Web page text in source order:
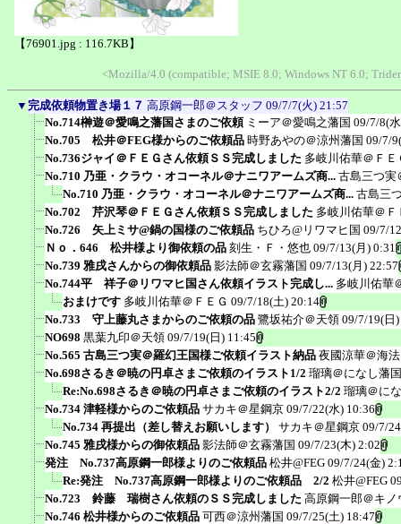
【76901.jpg : 116.7KB】
<Mozilla/4.0 (compatible; MSIE 8.0; Windows NT 6.0;
▼ 完成依頼物置き場１７ 高原鋼一郎＠スタッフ 09/7/7(火) 21:57
No.714榊遊＠愛鳴之藩国さまのご依頼 ミーア＠愛鳴之藩国 09/7/8(
No.705 松井＠FEG様からのご依頼品 時野あやの＠涼州藩国 09/7/
No.736ジャイ＠ＦＥＧさん依頼ＳＳ完成しました 多岐川佑華＠ＦＥ
No.710 乃亜・クラウ・オコーネル＠ナニワアームズ商... 古島三つ実
No.710 乃亜・クラウ・オコーネル＠ナニワアームズ商... 古島三
No.702 芹沢琴＠ＦＥＧさん依頼ＳＳ完成しました 多岐川佑華＠Ｆ
No.726 矢上ミサ@鍋の国様のご依頼品 ちひろ@リワマヒ国 09/7/
Ｎｏ．646 松井様より御依頼の品 刻生・Ｆ・悠也 09/7/13(月) 0:31
No.739 雅戌さんからの御依頼品 影法師＠玄霧藩国 09/7/13(月) 22:57
No.744平 祥子＠リワマヒ国さん依頼イラスト完成し... 多岐川佑華
おまけです 多岐川佑華＠ＦＥＧ 09/7/18(土) 20:14
No.733 守上藤丸さまからのご依頼の品 鷺坂祐介＠天領 09/7/19(日
NO698 黒葉九印＠天領 09/7/19(日) 11:45
No.565 古島三つ実＠羅幻王国様ご依頼イラスト納品 夜國涼華＠海
No.698さるき＠暁の円卓さまご依頼のイラスト1/2 瑠璃＠になし藩国
Re:No.698さるき＠暁の円卓さまご依頼のイラスト2/2 瑠璃＠に
No.734 津軽様からのご依頼品 サカキ＠星鋼京 09/7/22(水) 10:36
No.734 再提出（差し替えお願いします）
サカキ＠星鋼京 09/7/
No.745 雅戌様からの御依頼品 影法師＠玄霧藩国 09/7/23(木) 2:02
発注 No.737高原鋼一郎様よりのご依頼品 松井@FEG 09/7/24(金)
Re:発注 No.737高原鋼一郎様よりのご依頼品 2/2 松井@FEG
No.723 鈴藤 瑞樹さん依頼のＳＳ完成しました 高原鋼一郎＠キノ
No.746 松井様からのご依頼品 可西＠涼州藩国 09/7/25(土) 18:47